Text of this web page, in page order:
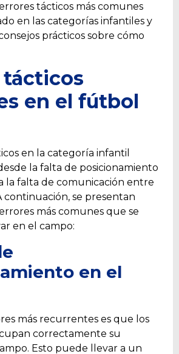
tácticos más comunes
en las categorías infantiles y
prácticos sobre cómo
tácticos
en el fútbol
en la categoría infantil
la falta de posicionamiento
la falta de comunicación entre
continuación, se presentan
más comunes que se
en el campo:
en el
más recurrentes es que los
correctamente su
Esto puede llevar a un